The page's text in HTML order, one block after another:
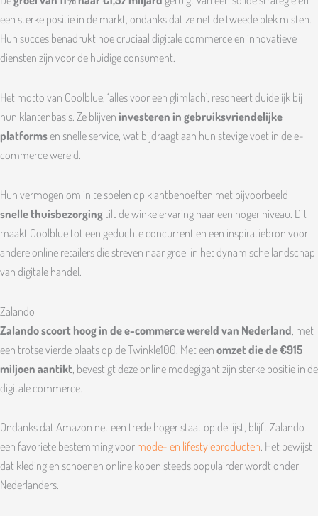
een sterke positie in de markt, ondanks dat ze net de tweede plek misten.
Hun succes benadrukt hoe cruciaal digitale commerce en innovatieve
diensten zijn voor de huidige consument.
Het motto van Coolblue, ‘alles voor een glimlach’, resoneert duidelijk bij
hun klantenbasis. Ze blijveninvesteren in gebruiksvriendelijke
platformsen snelle service, wat bijdraagt aan hun stevige voet in de e-
commerce wereld.
Hun vermogen om in te spelen op klantbehoeften met bijvoorbeeld
snelle thuisbezorgingtilt de winkelervaring naar een hoger niveau. Dit
maakt Coolblue tot een geduchte concurrent en een inspiratiebron voor
andere online retailers die streven naar groei in het dynamische landschap
van digitale handel.
Zalando
Zalando scoort hoog in de e-commerce wereld van Nederland , met
een trotse vierde plaats op de Twinkle100. Met eenomzet die de €915
miljoen aantikt , bevestigt deze online modegigant zijn sterke positie in de
digitale commerce.
Ondanks dat Amazon net een trede hoger staat op de lijst, blijft Zalando
een favoriete bestemming voormode- en lifestyleproducten. Het bewijst
dat kleding en schoenen online kopen steeds populairder wordt onder
Nederlanders.